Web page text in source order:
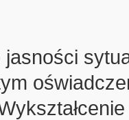
jasności